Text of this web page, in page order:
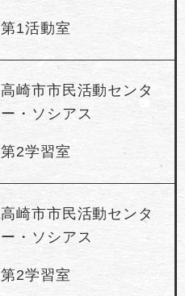
第1活動室
高崎市市民活動センタ
ー・ソシアス
第2学習室
高崎市市民活動センタ
ー・ソシアス
第2学習室